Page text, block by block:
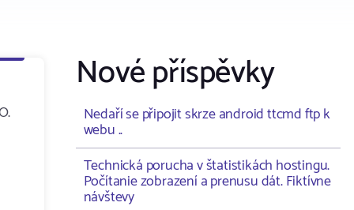
Nové příspěvky
Nedaří se připojit skrze android ttcmd ftp k
webu ..
Technická porucha v štatistikách hostingu.
Počítanie zobrazení a prenusu dát. Fiktívne
návštevy